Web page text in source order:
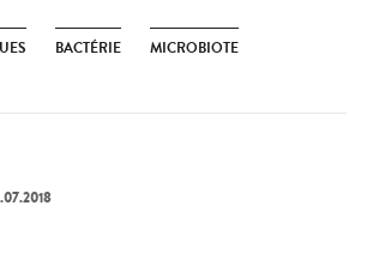
BACTÉRIE MICROBIOTE